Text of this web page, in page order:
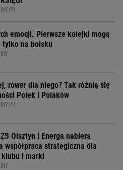
PR
emocji. Pierwsze kolejki mogą
tylko na boisku
rower dla niego? Tak różnią się
Polek i Polaków
PR
Olsztyn i Energa nabiera
współpraca strategiczna dla
i marki